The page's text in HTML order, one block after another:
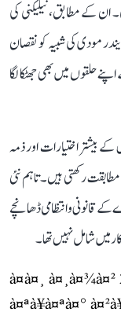
ان کے مطابق، نیلیکنی کی
مودی کی شبیہ کو نقصان
حلقوں میں بھی جھٹکا لگا
بیشتر اختیارات اور ذمہ
رکھتی ہیں۔ تاہم نئی
قانونی و انتظامی ڈھانچے
میں شامل نہیں تھا۔
à¤à¤¸
à¤ªà¥à¤ªà¤°